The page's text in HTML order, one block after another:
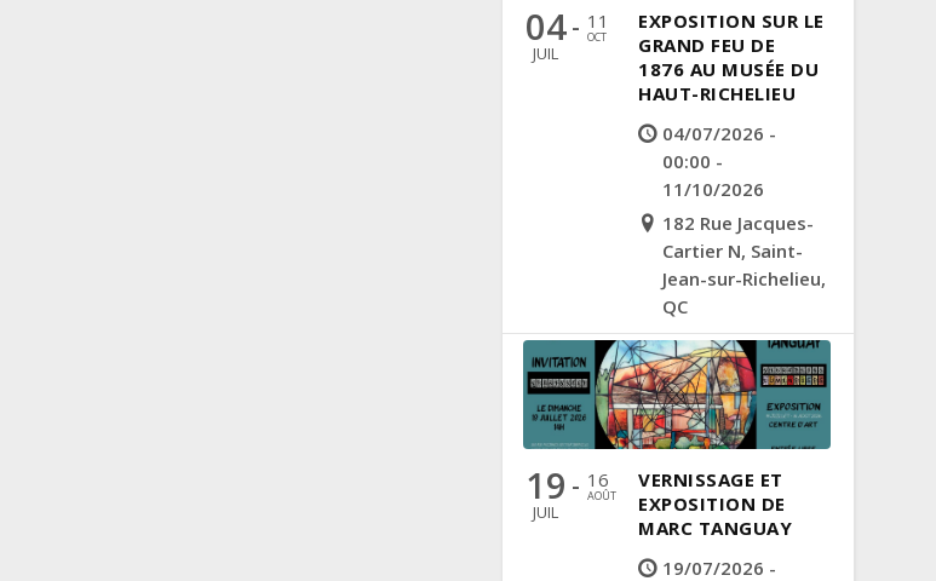
04
JUIL
- 11
OCT
EXPOSITION SUR LE
GRAND FEU DE
1876 AU MUSÉE DU
HAUT-RICHELIEU
04/07/2026 -
00:00 -
11/10/2026
182 Rue Jacques-
Cartier N, Saint-
Jean-sur-Richelieu,
QC
19
JUIL
- 16
AOÛT
VERNISSAGE ET
EXPOSITION DE
MARC TANGUAY
19/07/2026 -